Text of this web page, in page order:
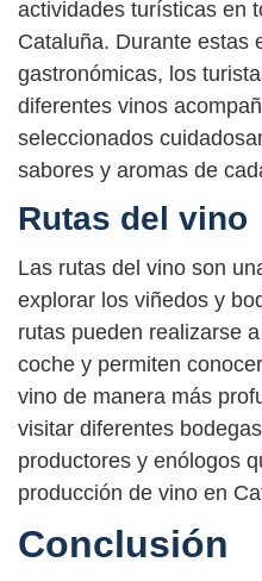
actividades turísticas en
Cataluña. Durante estas
gastronómicas, los
diferentes vinos
seleccionados
sabores y aromas de
Rutas del vino
Las rutas del vino son
explorar los viñedos y
rutas pueden realizarse
coche y permiten
vino de manera más
visitar diferentes
productores y enólogos
producción de vino en
Conclusión